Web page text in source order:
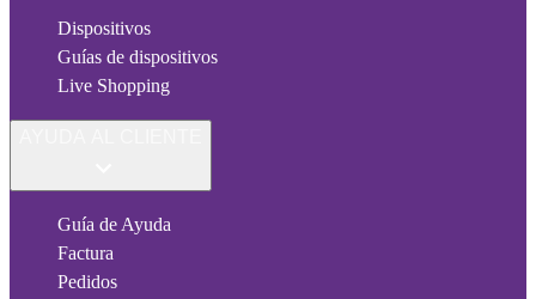
Dispositivos
Guías de dispositivos
Live Shopping
Guía de Ayuda
Factura
Pedidos